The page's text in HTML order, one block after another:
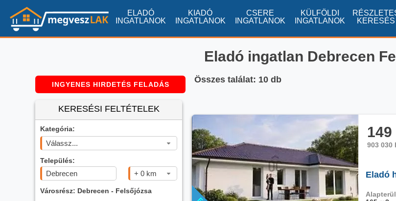
ELADÓ
INGATLANOK
KIADÓ
INGATLANOK
CSERE
INGATLANOK
KÜLFÖLDI
INGATLANOK
KERESÉS
Eladó ingatlan Debrecen
INGYENES HIRDETÉS FELADÁS
KERESÉSI FELTÉTELEK
Kategória:
Válassz...
Település:
+ 0 km
Városrész: Debrecen - Felsőjózsa
Összes találat: 10 db
149
903 030
Eladó